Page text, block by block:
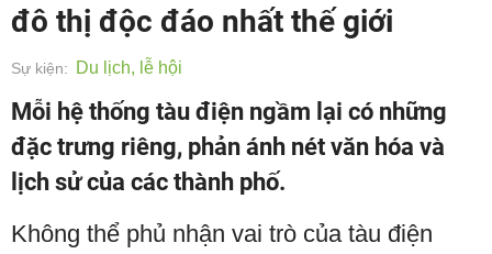
đô thị độc đáo nhất thế giới
Sự kiện: Du lịch, lễ hội
Mỗi hệ thống tàu điện ngầm lại có những
đặc trưng riêng, phản ánh nét văn hóa và
lịch sử của các thành phố.
Không thể phủ nhận vai trò của tàu điện